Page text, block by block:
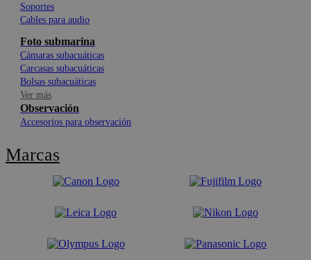
Soportes
Cables para audio
Foto submarina
Cámaras subacuáticas
Carcasas subacuáticas
Bolsas subacuáticas
Ver más
Observación
Accesorios para observación
Marcas